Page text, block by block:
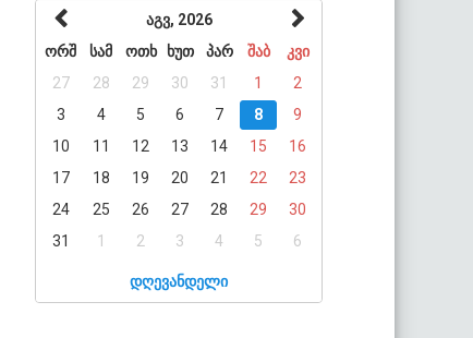
აგვ, 2026
ორშ
სამ ოთხ ხუთ პარ შაბ
კვი
27
28 29 30 31 1
2
3
4 5 6 7 8
9
10
11 12 13 14 15
16
17
18 19 20 21 22
23
24
25 26 27 28 29
30
31
1 2 3 4 5 6
დღევანდელი